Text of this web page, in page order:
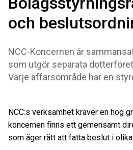
och
NCC-Koncernen är
som utgör separata
Varje affärsområde har en
NCC:s verksamhet kräver en hög
koncernen finns ett gemensamt
som äger rätt att fatta beslut i